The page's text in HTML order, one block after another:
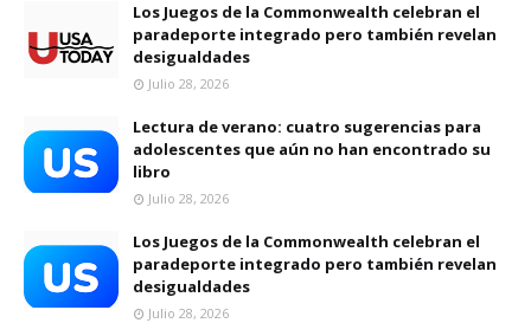
Los Juegos de la Commonwealth celebran el
paradeporte integrado pero también revelan
desigualdades
Julio 28, 2026
Lectura de verano: cuatro sugerencias para
adolescentes que aún no han encontrado su
libro
Julio 28, 2026
Los Juegos de la Commonwealth celebran el
paradeporte integrado pero también revelan
desigualdades
Julio 28, 2026